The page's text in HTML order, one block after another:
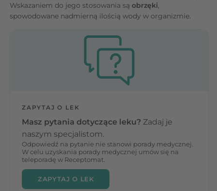
Wskazaniem do jego stosowania są obrzęki,
spowodowane nadmierną ilością wody w organizmie.
ZAPYTAJ O LEK
Masz pytania dotyczące leku? Zadaj je
naszym specjalistom.
Odpowiedź na pytanie nie stanowi porady medycznej.
W celu uzyskania porady medycznej umów się na
teleporadę w Receptomat.
ZAPYTAJ O LEK